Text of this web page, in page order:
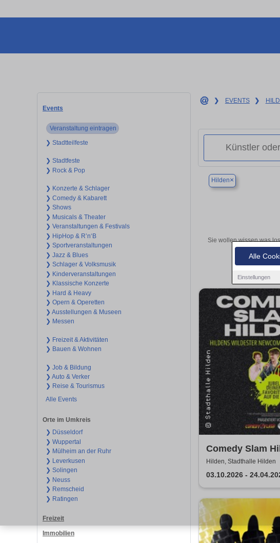
Alle
Einstellungen
Events
Veranstaltung eintragen
❯ Stadtteilfeste
❯ Stadtfeste
❯ Rock & Pop
❯ Konzerte & Schlager
❯ Comedy & Kabarett
❯ Shows
❯ Musicals & Theater
❯ Veranstaltungen & Festivals
❯ HipHop & R’n‘B
❯ Sportveranstaltungen
❯ Jazz & Blues
❯ Schlager & Volksmusik
❯ Kinderveranstaltungen
❯ Klassische Konzerte
❯ Hard & Heavy
❯ Opern & Operetten
❯ Ausstellungen & Museen
❯ Messen
❯ Freizeit & Aktivitäten
❯ Bauen & Wohnen
❯ Job & Bildung
❯ Auto & Verker
❯ Reise & Tourismus
Alle Events
Orte im Umkreis
❯ Düsseldorf
❯ Wuppertal
❯ Mülheim an der Ruhr
❯ Leverkusen
❯ Solingen
❯ Neuss
❯ Remscheid
❯ Ratingen
Freizeit
Immobilien
❯ EVENTS ❯
Hilden×
Sie wollen wissen was
Comedy Slam
Hilden, Stadthalle Hilden
03.10.2026 -